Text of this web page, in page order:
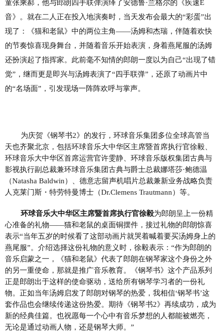
童张乘郝，他与郎朗四手联弹演绎了安德鲁·兰格尔的《疾速E
音》 。就在二人正在投入地演奏时，当天发布会最大的“彩蛋”出
现了：《猫和老鼠》中的两位主角——汤姆和杰瑞，伴随着欢快
的节奏惊喜现身舞台，并随着音乐开始表演，身着燕尾服的汤姆
还扮演起了指挥家。此前毫不知情的郎朗一度以为自己“出现了错
觉”，继而更是即兴与汤姆表演了“四手联弹”，还原了动画片中
的“名场面”，引发现场一阵阵欢呼与掌声。
为庆贺《钢琴书2》的发行，环球音乐集团多位全球高管当
天也齐聚北京，包括环球音乐大中华区主席暨首席执行官徐毅、
环球音乐大中华区首席运营官许雯静、环球音乐版权集团古典与
影视执行副总裁兼环球音乐集团古典与爵士总裁娜塔莎·鲍德温
（Natasha Baldwin）
、德意志留声机唱片总裁兼新业务战略负责
人克莱门斯 ・ 特劳特曼博士（Dr.Clemens Trautmann） 等。
环球音乐大中华区主席暨首席执行官徐毅为郎朗呈上一份精
心准备的礼物——猫和老鼠的桌面铜摆件，接过礼物的郎朗惊喜
表示“当年五岁的时候看了这部动画片就哭着喊着要买汤姆身上的
燕尾服”。介绍选择这份礼物的意义时，徐毅表示：“作为郎朗的
音乐启蒙之一，《猫和老鼠》代表了郎朗在钢琴家这个身份之外
的另一重使命，那就是推广音乐教育。《钢琴书》这个产品系列
正是郎朗出于这样的使命驱动，送给所有钢琴学习者的一份礼
物。正如当年汤姆启发了郎朗对钢琴的热爱，我相信‘钢琴书’这
套作品也会继续传递这份热爱。期待《钢琴书2》再续成功，成为
新的经典佳篇。也祝愿每一个心中有音乐梦想的人都能被燃亮，
无论是通过动画人物，还是钢琴大师。”